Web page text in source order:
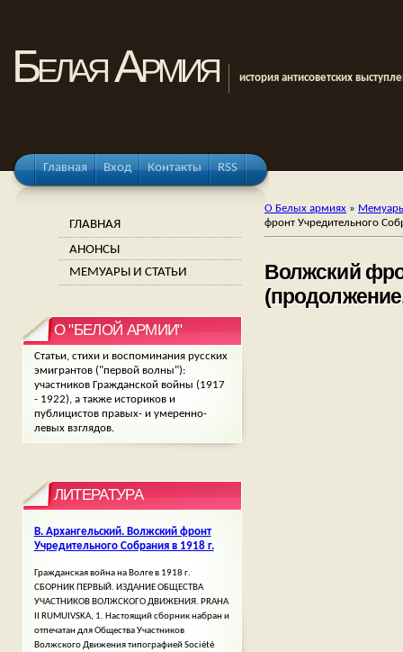
Белая Армия история антисоветских
Главная Вход Контакты RSS
О Белых армиях »
фронт Учредительного
Волжский
ГЛАВНАЯ
АНОНСЫ
МЕМУАРЫ И СТАТЬИ
О "БЕЛОЙ АРМИИ"
Статьи, стихи и воспоминания русских
эмигрантов ("первой волны"):
участников Гражданской войны (1917
- 1922), а также историков и
публицистов правых- и умеренно-
левых взглядов.
ЛИТЕРАТУРА
В. Архангельский. Волжский фронт
Учредительного Собрания в 1918 г.
Гражданская война на Волге в 1918 г.
СБОРНИК ПЕРВЫЙ. ИЗДАНИЕ ОБЩЕСТВА
УЧАСТНИКОВ ВОЛЖСКОГО ДВИЖЕНИЯ. PRAHA
II RUMUIVSKA, 1. Настоящий сборник набран и
отпечатан для Общества Участников
Волжского Движения типографией Société